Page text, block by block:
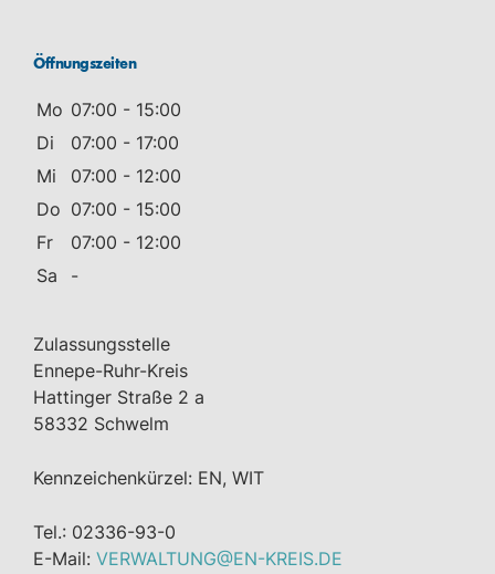
Öffnungszeiten
Mo 07:00 - 15:00
Di
07:00 - 17:00
Mi
07:00 - 12:00
Do 07:00 - 15:00
Fr
07:00 - 12:00
Sa
-
Zulassungsstelle
Ennepe-Ruhr-Kreis
Hattinger Straße 2 a
58332 Schwelm
Kennzeichenkürzel: EN, WIT
Tel.: 02336-93-0
E-Mail: VERWALTUNG@EN-KREIS.DE